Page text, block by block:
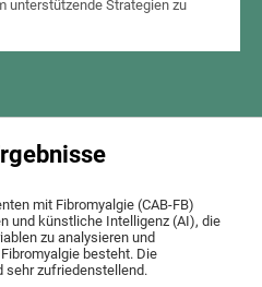
unterstützende Strategien zu
mit Fibromyalgie (CAB-FB)
und künstliche Intelligenz (AI), die
zu analysieren und
besteht. Die
sehr zufriedenstellend.